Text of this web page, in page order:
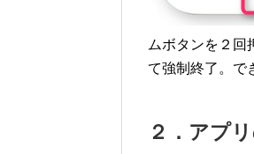
ムボタンを２回
て強制終了。で
２．アプ